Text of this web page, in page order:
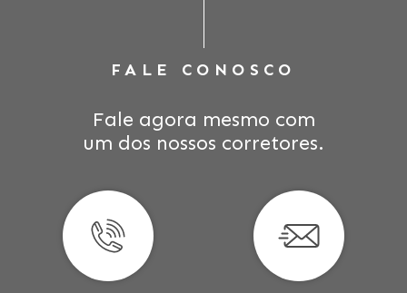
FALE CONOSCO
Fale agora mesmo com
um dos nossos corretores.